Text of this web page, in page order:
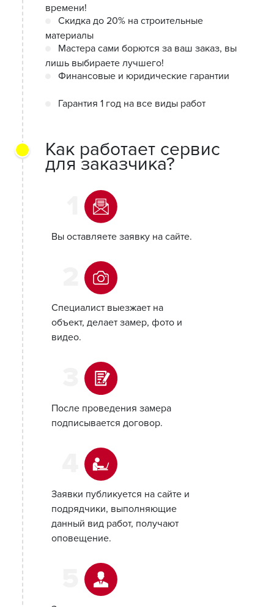
времени!
Скидка до 20% на строительные
материалы
Мастера сами борются за ваш заказ, вы
лишь выбираете лучшего!
Финансовые и юридические гарантии
Гарантия 1 год на все виды работ
Как работает сервис
для заказчика?
Вы оставляете заявку на сайте.
Специалист выезжает на
объект, делает замер, фото и
видео.
После проведения замера
подписывается договор.
Заявки публикуется на сайте и
подрядчики, выполняющие
данный вид работ, получают
оповещение.